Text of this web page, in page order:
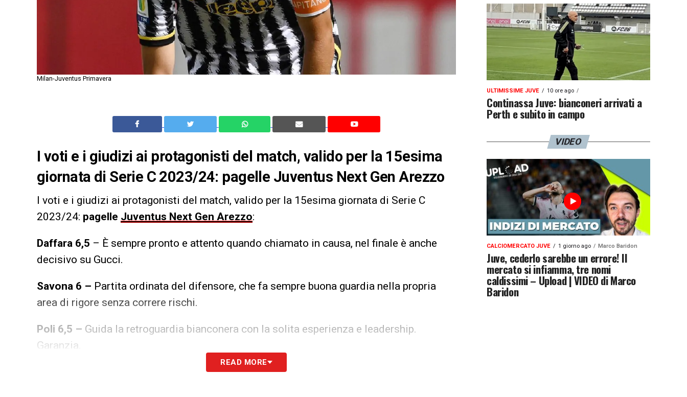
Milan-Juventus Primavera
I voti e i giudizi ai protagonisti del match, valido per la 15esima
giornata di Serie C 2023/24: pagelle Juventus Next Gen Arezzo
I voti e i giudizi ai protagonisti del match, valido per la 15esima giornata di Serie C
2023/24: pagelle Juventus Next Gen Arezzo:
Daffara 6,5 – È sempre pronto e attento quando chiamato in causa, nel finale è anche
decisivo su Gucci.
Savona 6 – Partita ordinata del difensore, che fa sempre buona guardia nella propria
area di rigore senza correre rischi.
Poli 6,5 – Guida la retroguardia bianconera con la solita esperienza e leadership.
Garanzia.
Ottima fase difensiva ed anche il gol sfiorato del possibile 2-0. Lo
READ MORE
ULTIMISSIME JUVE 10 ore ago
Continassa Juve: bianconeri arrivati a
Perth e subito in campo
VIDEO
CALCIOMERCATO JUVE 1 giorno ago Marco Baridon
Juve, cederlo sarebbe un errore! Il
mercato si infiamma, tre nomi
caldissimi – Upload | VIDEO di Marco
Baridon